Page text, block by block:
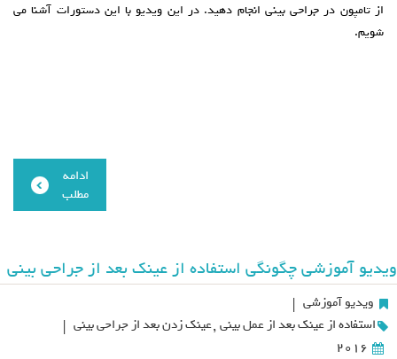
از تامپون در جراحی بینی انجام دهید. در این ویدیو با این دستورات آشنا می
شویم.
ادامه
مطلب
ویدیو آموزشی چگونگی استفاده از عینک بعد از جراحی بینی
ویدیو آموزشی |
استفاده از عینک بعد از عمل بینی ,عینک زدن بعد از جراحی بینی |
2016